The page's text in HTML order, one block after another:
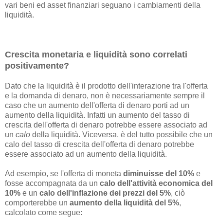
vari beni ed asset finanziari seguano i cambiamenti della
liquidità.
Crescita monetaria e liquidità sono correlati
positivamente?
Dato che la liquidità è il prodotto dell'interazione tra l'offerta
e la domanda di denaro, non è necessariamente sempre il
caso che un aumento dell'offerta di denaro porti ad un
aumento della liquidità. Infatti un aumento del tasso di
crescita dell'offerta di denaro potrebbe essere associato ad
un calo della liquidità. Viceversa, è del tutto possibile che un
calo del tasso di crescita dell'offerta di denaro potrebbe
essere associato ad un aumento della liquidità.
Ad esempio, se l'offerta di moneta diminuisse del 10% e
fosse accompagnata da un calo dell'attività economica del
10% e un calo dell'inflazione dei prezzi del 5%, ciò
comporterebbe un aumento della liquidità del 5%,
calcolato come segue: